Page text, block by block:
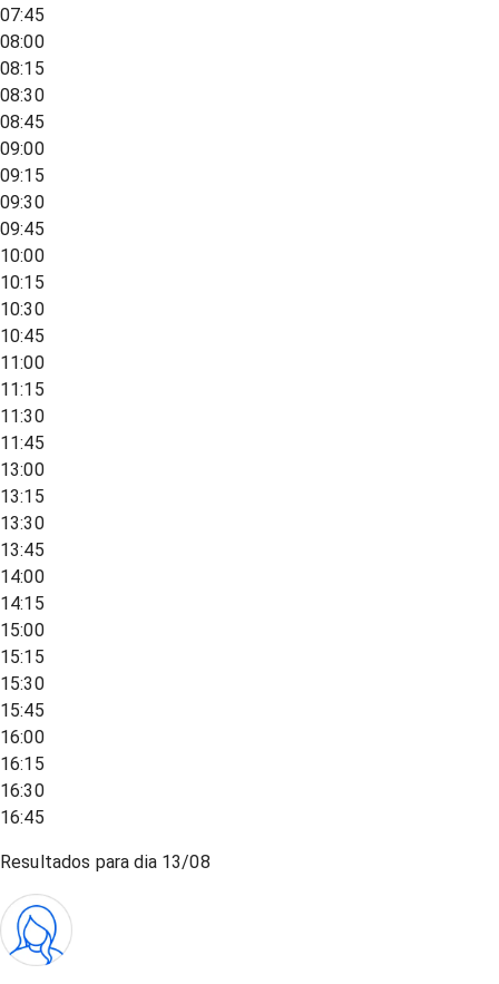
07:45
08:00
08:15
08:30
08:45
09:00
09:15
09:30
09:45
10:00
10:15
10:30
10:45
11:00
11:15
11:30
11:45
13:00
13:15
13:30
13:45
14:00
14:15
15:00
15:15
15:30
15:45
16:00
16:15
16:30
16:45
Resultados para dia 13/08